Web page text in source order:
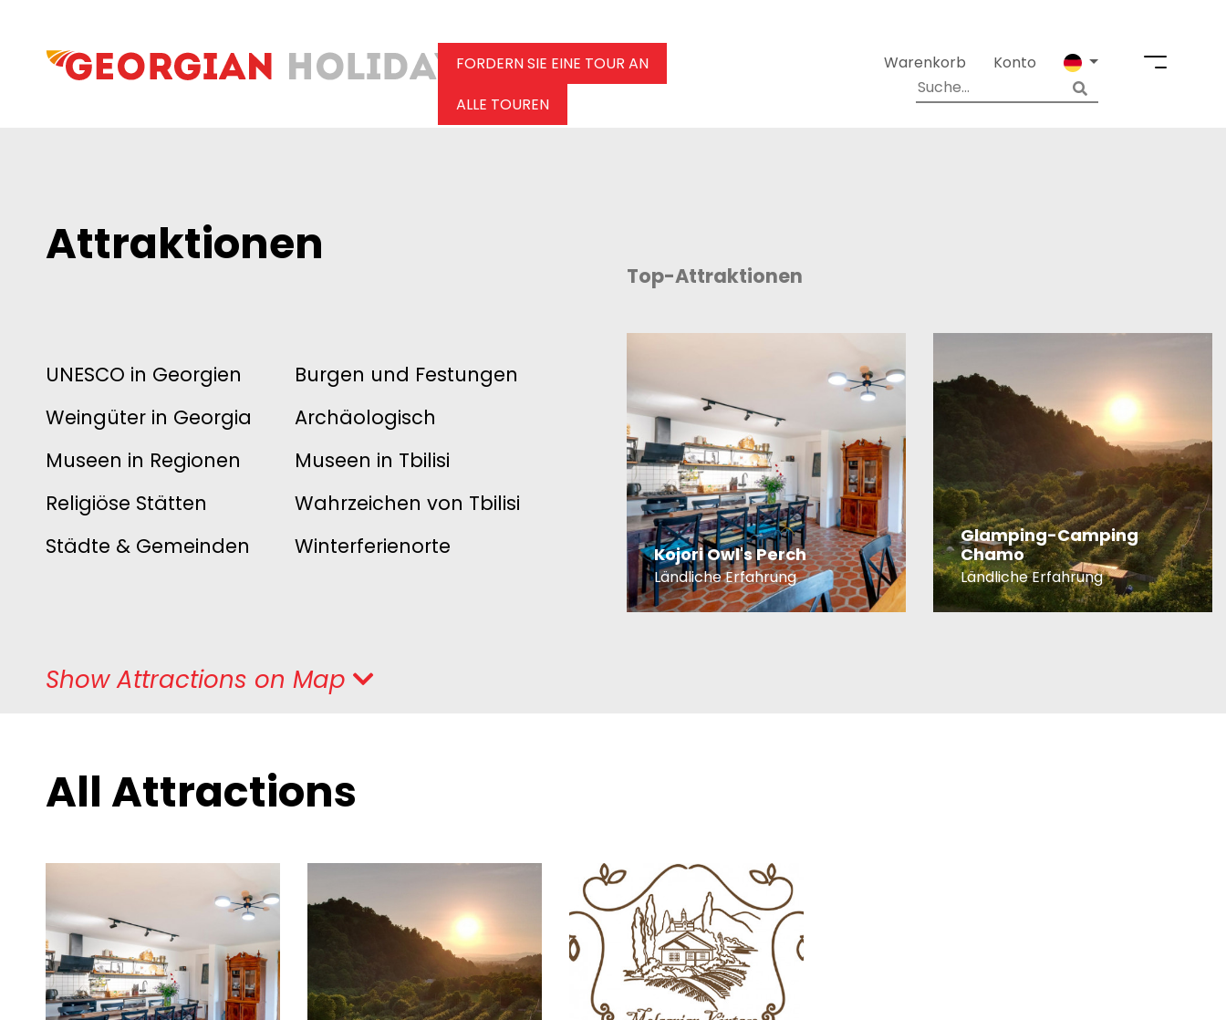
FORDERN SIE EINE TOUR AN
ALLE TOUREN
Konto
Warenkorb
Attraktionen
UNESCO in Georgien
Burgen und Festungen
Weingüter in Georgia
Archäologisch
Museen in Regionen
Museen in Tbilisi
Religiöse Stätten
Wahrzeichen von Tbilisi
Städte & Gemeinden
Winterferienorte
Top-Attraktionen
Kojori Owl's Perch
Ländliche Erfahrung
Glamping-Camping
Chamo
Ländliche Erfahrung
ShowAttractions on Map
All Attractions